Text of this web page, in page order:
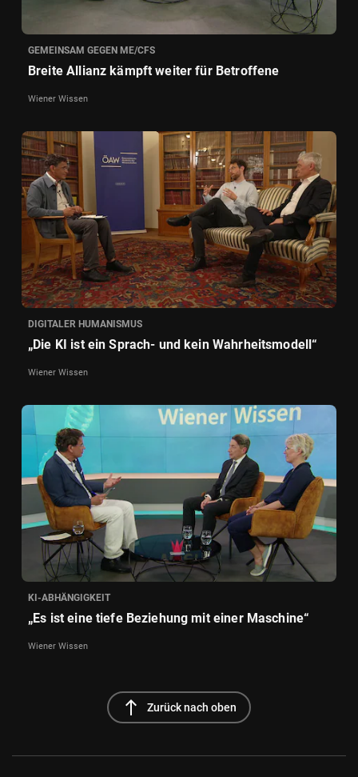
GEMEINSAM GEGEN ME/CFS
Breite Allianz kämpft weiter für Betroffene
Wiener Wissen
DIGITALER HUMANISMUS
„Die KI ist ein Sprach- und kein Wahrheitsmodell“
Wiener Wissen
KI-ABHÄNGIGKEIT
„Es ist eine tiefe Beziehung mit einer Maschine“
Wiener Wissen
north Zurück nach oben